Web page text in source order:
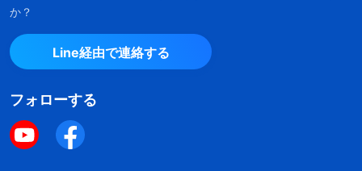
か？
Line経由で連絡する
フォローする